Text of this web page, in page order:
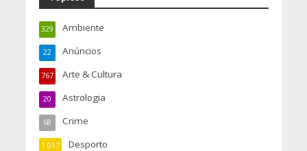
Ambiente
329
Anúncios
22
Arte & Cultura
767
Astrologia
20
Crime
68
Desporto
1.017